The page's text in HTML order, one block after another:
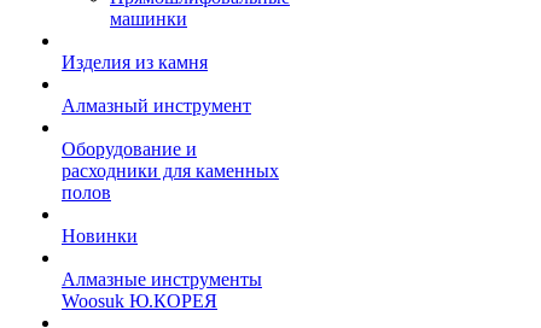
машинки
Изделия из камня
Алмазный инструмент
Оборудование и
расходники для каменных
полов
Новинки
Алмазные инструменты
Woosuk Ю.КОРЕЯ